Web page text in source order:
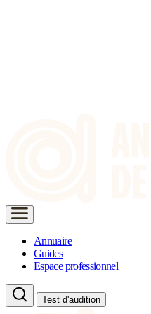
Annuaire
Guides
Espace professionnel
Test d'audition